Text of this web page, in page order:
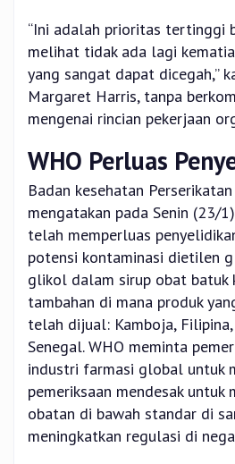
“Ini adalah prioritas tertinggi
melihat tidak ada lagi
yang sangat dapat dicegah,”
Margaret Harris, tanpa
mengenai rincian pekerjaan
WHO Perluas
Badan kesehatan
mengatakan pada Senin (23/
telah memperluas
potensi kontaminasi dietilen
glikol dalam sirup obat batuk
tambahan di mana produk
telah dijual: Kamboja,
Senegal. WHO meminta
industri farmasi global untuk
pemeriksaan mendesak untuk
obatan di bawah standar di
meningkatkan regulasi di